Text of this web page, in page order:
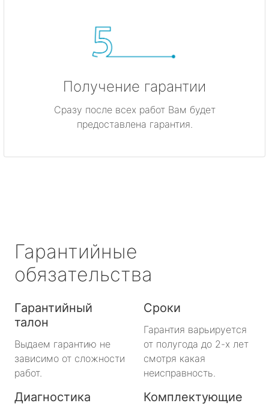
Получение гарантии
Сразу после всех работ Вам будет
предоставлена гарантия.
Гарантийные
обязательства
Гарантийный
талон
Выдаем гарантию не
зависимо от сложности
работ.
Сроки
Гарантия варьируется
от полугода до 2-х лет
смотря какая
неисправность.
Диагностика Комплектующие